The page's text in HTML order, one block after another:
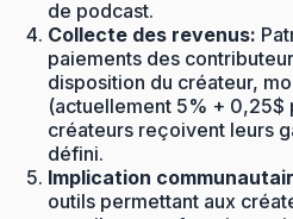
de podcast.
Collecte des revenus:
paiements des
disposition du créateur,
(actuellement 5% + 0,25$
créateurs reçoivent leurs
défini.
Implication
outils permettant aux